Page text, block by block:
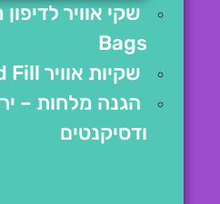
Bags
שקיות אוויר Rapid Fill
ודסיקנטים